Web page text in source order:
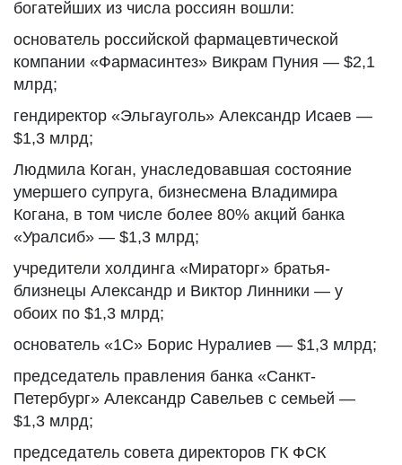
богатейших из числа россиян вошли:
основатель российской фармацевтической
компании «Фармасинтез» Викрам Пуния — $2,1
млрд;
гендиректор «Эльгауголь» Александр Исаев —
$1,3 млрд;
Людмила Коган, унаследовавшая состояние
умершего супруга, бизнесмена Владимира
Когана, в том числе более 80% акций банка
«Уралсиб» — $1,3 млрд;
учредители холдинга «Мираторг» братья-
близнецы Александр и Виктор Линники — у
обоих по $1,3 млрд;
основатель «1С» Борис Нуралиев — $1,3 млрд;
председатель правления банка «Санкт-
Петербург» Александр Савельев с семьей —
$1,3 млрд;
председатель совета директоров ГК ФСК